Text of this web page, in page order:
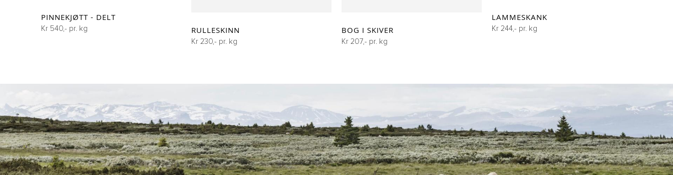
PINNEKJØTT - DELT
Kr 540,- pr. kg RULLESKINN
Kr 230,- pr. kg
BOG I SKIVER
Kr 207,- pr. kg
LAMMESKANK
Kr 244,- pr. kg